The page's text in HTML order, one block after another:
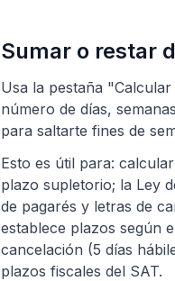
Sumar o restar
Usa la pestaña
número de días,
para saltarte fines de
Esto es útil para:
plazo supletorio; la Ley
de pagarés y letras de
establece plazos según
cancelación (5 días
plazos fiscales del SAT.